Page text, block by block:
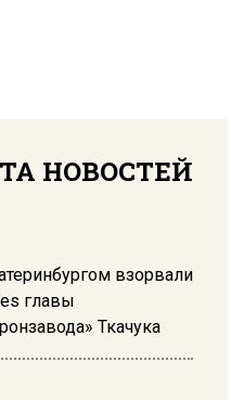
НОВОСТЕЙ
взорвали
главы
Ткачука